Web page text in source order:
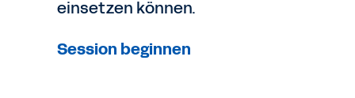
einsetzen können.
Session beginnen